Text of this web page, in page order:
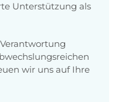
Unterstützung als
wir uns auf Ihre